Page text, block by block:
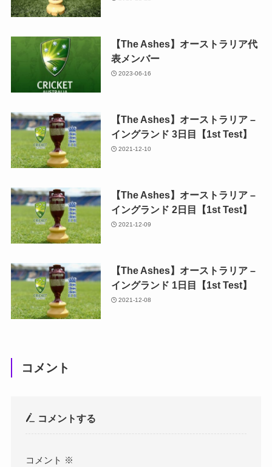
【The Ashes】オーストラリア代
表メンバー
2023-06-16
【The Ashes】オーストラリア –
イングランド 3日目【1st Test】
2021-12-10
【The Ashes】オーストラリア –
イングランド 2日目【1st Test】
2021-12-09
【The Ashes】オーストラリア –
イングランド 1日目【1st Test】
2021-12-08
コメント
コメントする
コメント ※